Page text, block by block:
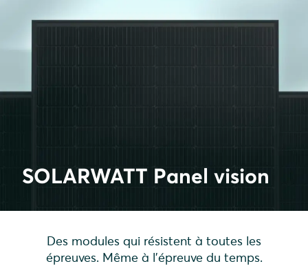
SOLARWATT Panel vision
Des modules qui résistent à toutes les
épreuves. Même à l'épreuve du temps.